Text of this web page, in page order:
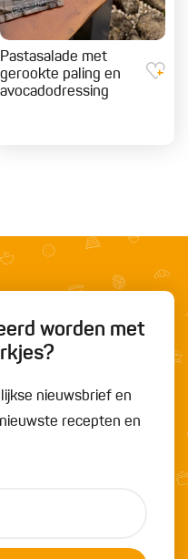
Pastasalade met
gerookte paling en
avocadodressing
worden met
nieuwsbrief en
recepten en